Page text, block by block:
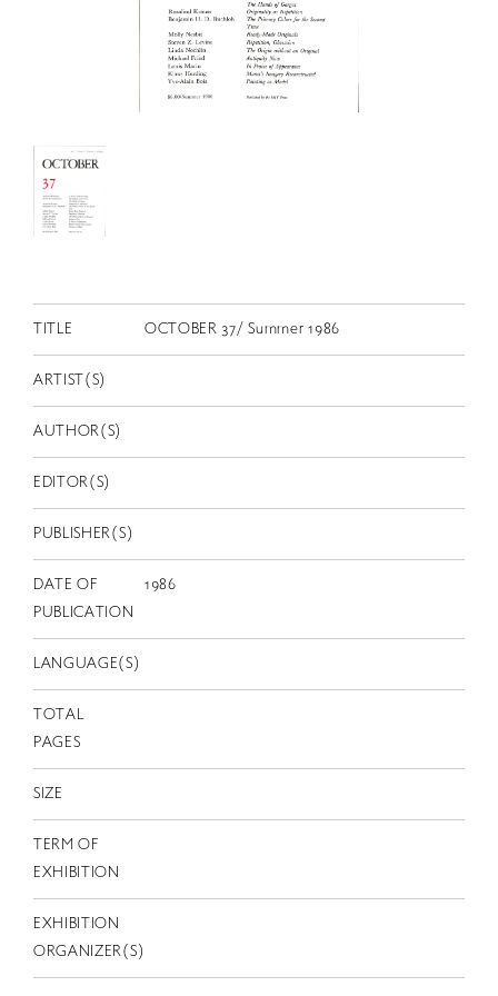
コンサート
出演者
出版物
JP
TITLE OCTOBER 37/ Summer 1986
ARTIST(S)
AUTHOR(S)
EDITOR(S)
PUBLISHER(S)
DATE OF
PUBLICATION
1986
LANGUAGE(S)
TOTAL
PAGES
SIZE
TERM OF
EXHIBITION
EXHIBITION
ORGANIZER(S)